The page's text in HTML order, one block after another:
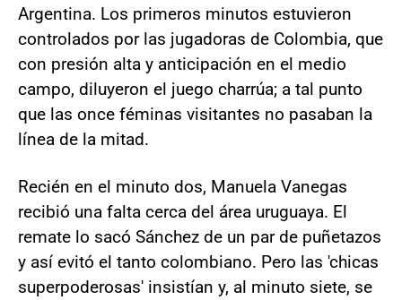
Argentina. Los primeros minutos estuvieron
controlados por las jugadoras de Colombia, que
con presión alta y anticipación en el medio
campo, diluyeron el juego charrúa; a tal punto
que las once féminas visitantes no pasaban la
línea de la mitad.
Recién en el minuto dos, Manuela Vanegas
recibió una falta cerca del área uruguaya. El
remate lo sacó Sánchez de un par de puñetazos
y así evitó el tanto colombiano. Pero las 'chicas
superpoderosas' insistían y, al minuto siete, se